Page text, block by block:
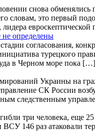
снова
это первый
лидера
определены
согласования,
турецкого
в Черном море пока […]
Украины на
СК России
следственным
три человека, еще
146 раз атаковали